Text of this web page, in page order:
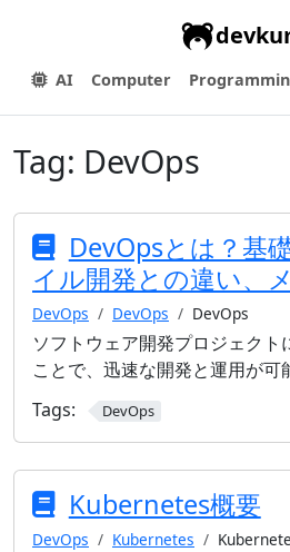
AI Computer
Tag: DevOps
DevOpsとは？基
イル開発との違い、
DevOps DevOps DevOps
ソフトウェア開発プロジェク
ことで、迅速な開発と運用が可
Tags:
DevOps
Kubernetes概要
DevOps Kubernetes